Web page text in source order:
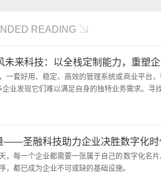
READING
未来科技：以全栈定制能力，重塑
一套好用、稳定、高效的管理系统或商业平台
业发现它们难以满足自身的独特业务需求。寻
——圣融科技助力企业决胜数字化时
，每一个企业都需要一张属于自己的数字化名
，都已成为企业不可或缺的基础设施。